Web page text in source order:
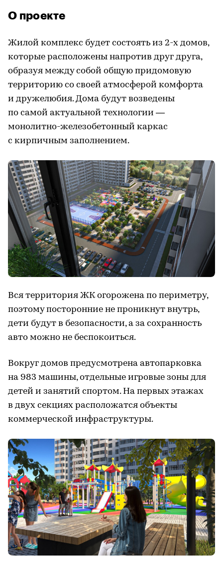
О проекте
Жилой комплекс будет состоять из 2-х домов,
которые расположены напротив друг друга,
образуя между собой общую придомовую
территорию со своей атмосферой комфорта
и дружелюбия. Дома будут возведены
по самой актуальной технологии —
монолитно-железобетонный каркас
с кирпичным заполнением.
Вся территория ЖК огорожена по периметру,
поэтому посторонние не проникнут внутрь,
дети будут в безопасности, а за сохранность
авто можно не беспокоиться.
Вокруг домов предусмотрена автопарковка
на 983 машины, отдельные игровые зоны для
детей и занятий спортом. На первых этажах
в двух секциях расположатся объекты
коммерческой инфраструктуры.